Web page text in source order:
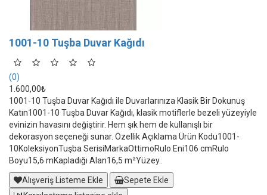
1001-10 Tuşba Duvar Kağıdı
(0)
1.600,00₺
1001-10 Tuşba Duvar Kağıdı ile Duvarlarınıza Klasik Bir Dokunuş
Katın1001-10 Tuşba Duvar Kağıdı, klasik motiflerle bezeli yüzeyiyle
evinizin havasını değiştirir. Hem şık hem de kullanışlı bir
dekorasyon seçeneği sunar. Özellik Açıklama Ürün Kodu1001-
10KoleksiyonTuşba SerisiMarkaOttimoRulo Eni106 cmRulo
Boyu15,6 mKapladığı Alan16,5 m²Yüzey..
Alışveriş Listeme Ekle
Sepete Ekle